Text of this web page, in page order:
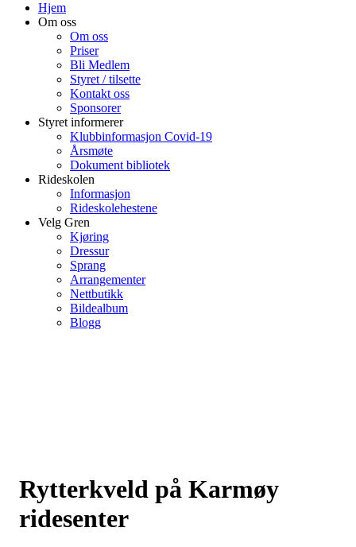
Hjem
Om oss
Om oss
Priser
Bli Medlem
Styret / tilsette
Kontakt oss
Sponsorer
Styret informerer
Klubbinformasjon Covid-19
Årsmøte
Dokument bibliotek
Rideskolen
Informasjon
Rideskolehestene
Velg Gren
Kjøring
Dressur
Sprang
Arrangementer
Nettbutikk
Bildealbum
Blogg
Rytterkveld på Karmøy
ridesenter